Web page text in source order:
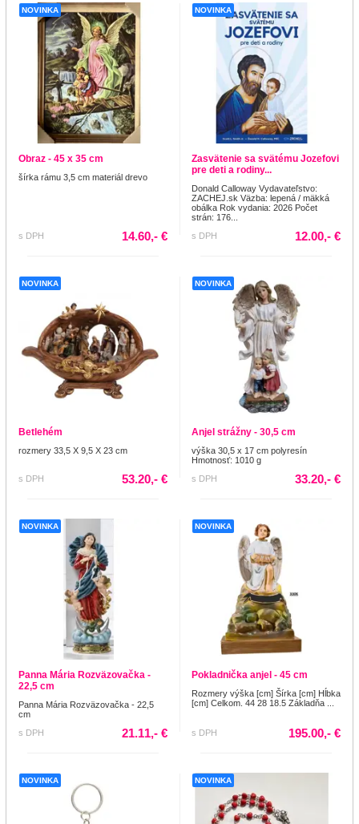
NOVINKA
Obraz - 45 x 35 cm
šírka rámu 3,5 cm materiál drevo
s DPH 14.60,- €
NOVINKA
Zasvätenie sa svätému Jozefovi
pre deti a rodiny...
Donald Calloway Vydavateľstvo:
ZACHEJ.sk Väzba: lepená / mäkká
obálka Rok vydania: 2026 Počet
strán: 176...
s DPH
12.00,- €
NOVINKA
Betlehém
rozmery 33,5 X 9,5 X 23 cm
s DPH 53.20,- €
NOVINKA
Anjel strážny - 30,5 cm
výška 30,5 x 17 cm polyresín
Hmotnosť: 1010 g
s DPH
33.20,- €
NOVINKA
Panna Mária Rozväzovačka -
22,5 cm
Panna Mária Rozväzovačka - 22,5
cm
s DPH
21.11,- €
NOVINKA
Pokladnička anjel - 45 cm
Rozmery výška [cm] Šírka [cm] Hĺbka
[cm] Celkom. 44 28 18.5 Základňa ...
s DPH 195.00,- €
NOVINKA NOVINKA